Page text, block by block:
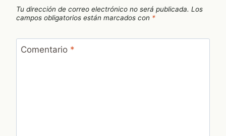
Tu dirección de correo electrónico no será publicada. Los
campos obligatorios están marcados con *
Comentario *